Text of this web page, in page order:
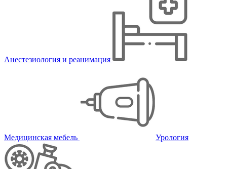
Анестезиология и реанимация
Медицинская мебель Урология